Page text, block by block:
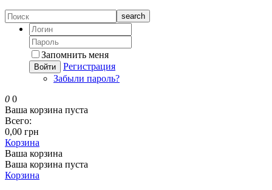
search
Запомнить меня
Войти
Регистрация
Забыли пароль?
0 0
Ваша корзина пуста
Всего:
0,00 грн
Корзина
Ваша корзина
Ваша корзина пуста
Корзина